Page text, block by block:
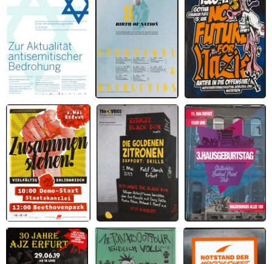
Zur Aktualität
antisemitischer
Bedrohung
Kunst Spektakel
Revolution 8 (2019).
Birth of Nation.
No Future für Nazis
Zusammenstehen.
Vielfältig.
Solidarisch.
Refugee Black Box
meets Die goldenen
Zitronen
3. Hausgeburtstag
Stattschloss, Radical
Print, veto